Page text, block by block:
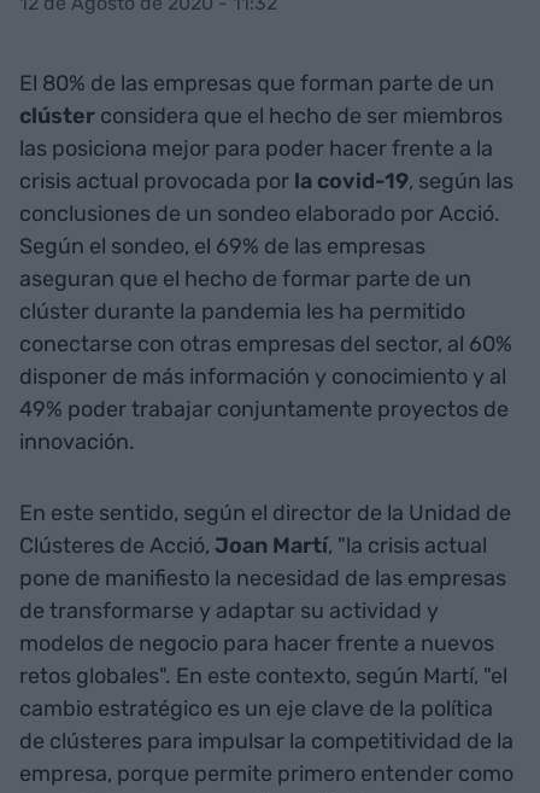
El 80% de las empresas que forman parte de un
clúster considera que el hecho de ser miembros
las posiciona mejor para poder hacer frente a la
crisis actual provocada por la covid-19, según las
conclusiones de un sondeo elaborado por Acció.
Según el sondeo, el 69% de las empresas
aseguran que el hecho de formar parte de un
clúster durante la pandemia les ha permitido
conectarse con otras empresas del sector, al 60%
disponer de más información y conocimiento y al
49% poder trabajar conjuntamente proyectos de
innovación.
En este sentido, según el director de la Unidad de
Clústeres de Acció, Joan Martí, "la crisis actual
pone de manifiesto la necesidad de las empresas
de transformarse y adaptar su actividad y
modelos de negocio para hacer frente a nuevos
retos globales". En este contexto, según Martí, "el
cambio estratégico es un eje clave de la política
de clústeres para impulsar la competitividad de la
empresa, porque permite primero entender como